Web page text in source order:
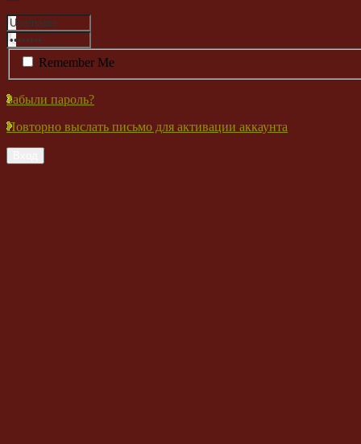
Remember Me
Забыли пароль?
Повторно выслать письмо для активации аккаунта